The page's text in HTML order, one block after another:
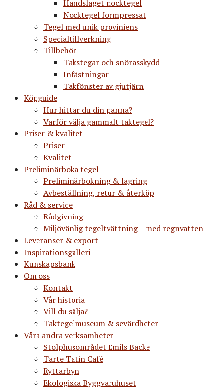
Handslaget nocktegel
Nocktegel formpressat
Tegel med unik proviniens
Specialtillverkning
Tillbehör
Takstegar och snörasskydd
Infästningar
Takfönster av gjutjärn
Köpguide
Hur hittar du din panna?
Varför välja gammalt taktegel?
Priser & kvalitet
Priser
Kvalitet
Preliminärboka tegel
Preliminärbokning & lagring
Avbeställning, retur & återköp
Råd & service
Rådgivning
Miljövänlig tegeltvättning – med regnvatten
Leveranser & export
Inspirationsgalleri
Kunskapsbank
Om oss
Kontakt
Vår historia
Vill du sälja?
Taktegelmuseum & sevärdheter
Våra andra verksamheter
Stolphusområdet Emils Backe
Tarte Tatin Café
Ryttarbyn
Ekologiska Byggvaruhuset